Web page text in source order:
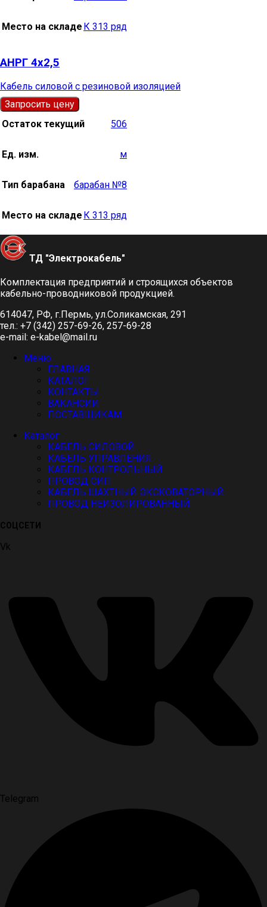
Место на складе К 313 ряд
АНРГ 4х2,5
Кабель силовой с резиновой изоляцией
Запросить цену
Остаток текущий
506
Ед. изм. м
Тип барабана барабан №8
Место на складе К 313 ряд
ТД "Электрокабель"​
Комплектация предприятий и строящихся объектов
кабельно-проводниковой продукцией.
614047, РФ, г.Пермь, ул.Соликамская, 291
тел.: +7 (342) 257-69-26, 257-69-28
e-mail: e-kabel@mail.ru
Меню
ГЛАВНАЯ
КАТАЛОГ
КОНТАКТЫ
ВАКАНСИИ
ПОСТАВЩИКАМ
Каталог
КАБЕЛЬ СИЛОВОЙ
КАБЕЛЬ УПРАВЛЕНИЯ
КАБЕЛЬ КОНТРОЛЬНЫЙ
ПРОВОД СИП
КАБЕЛЬ ШАХТНЫЙ ЭКСКОВАТОРНЫЙ
ПРОВОД НЕИЗОЛИРОВАННЫЙ
СОЦСЕТИ
Vk
Telegram